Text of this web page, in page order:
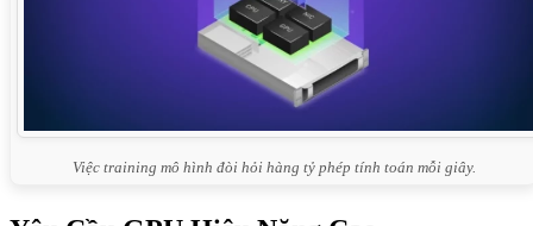
Việc training mô hình đòi hỏi hàng tỷ phép tính toán mỗi giây.